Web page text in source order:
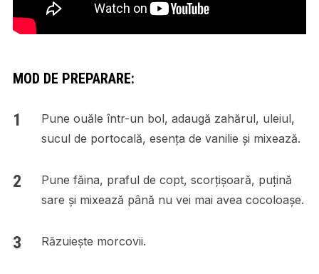
MOD DE PREPARARE:
Pune ouăle într-un bol, adaugă zahărul, uleiul,
sucul de portocală, esența de vanilie și mixează.
Pune făina, praful de copt, scorțișoară, puțină
sare și mixează până nu vei mai avea cocoloașe.
Răzuiește morcovii.